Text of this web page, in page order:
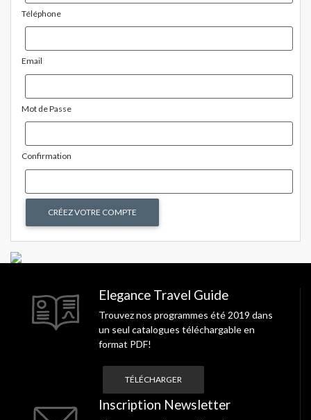
Téléphone
Email
Mot de Passe
Confirmation
Elegance Travel Guide
Trouvez nos programmes été 2019 dans
un seul catalogues téléchargable en
format PDF!
TÉLÉCHARGER
Inscription Newsletter